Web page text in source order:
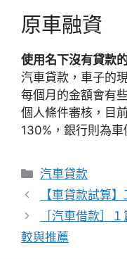
原車融資
使用名下沒有貸款
汽車貸款，車子的
每個月的金額會有
個人條件審核，目
130%，銀行則為
分
類
汽車貸款
【車貸款試算
［汽車借款］
較與推薦